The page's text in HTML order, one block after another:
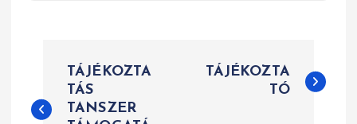
j
TÁJÉKOZTA
TÁS
TANSZER
TÁJÉKOZTA
TÓ